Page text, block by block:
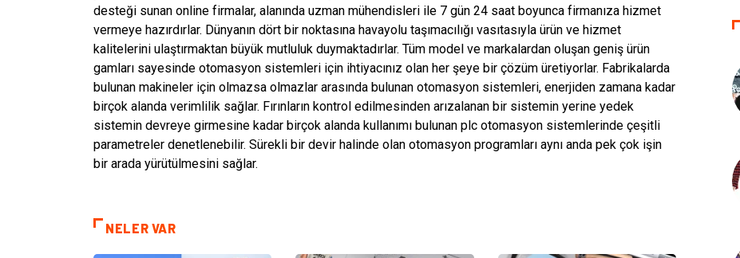
desteği sunan online firmalar, alanında uzman mühendisleri ile 7 gün 24 saat boyunca firmanıza hizmet
vermeye hazırdırlar. Dünyanın dört bir noktasına havayolu taşımacılığı vasıtasıyla ürün ve hizmet
kalitelerini ulaştırmaktan büyük mutluluk duymaktadırlar. Tüm model ve markalardan oluşan geniş ürün
gamları sayesinde otomasyon sistemleri için ihtiyacınız olan her şeye bir çözüm üretiyorlar. Fabrikalarda
bulunan makineler için olmazsa olmazlar arasında bulunan otomasyon sistemleri, enerjiden zamana kadar
birçok alanda verimlilik sağlar. Fırınların kontrol edilmesinden arızalanan bir sistemin yerine yedek
sistemin devreye girmesine kadar birçok alanda kullanımı bulunan plc otomasyon sistemlerinde çeşitli
parametreler denetlenebilir. Sürekli bir devir halinde olan otomasyon programları aynı anda pek çok işin
bir arada yürütülmesini sağlar.
NELER VAR